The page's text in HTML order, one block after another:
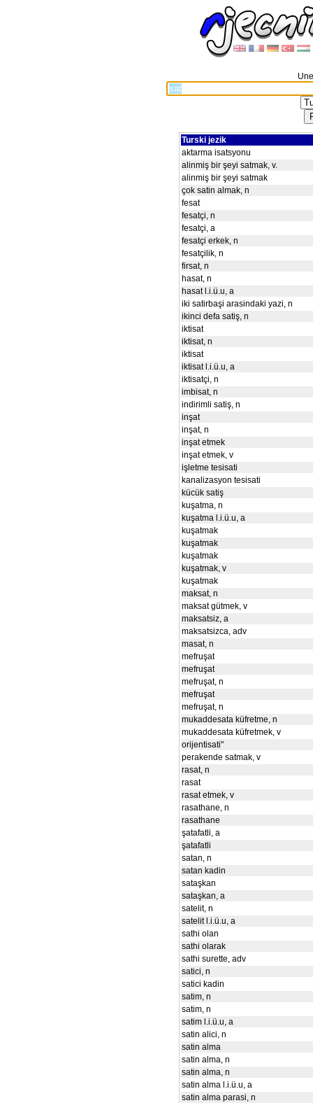
Turski jezik
aktarma isatsyonu
alinmiş bir şeyi satmak, v.
alinmiş bir şeyi satmak
çok satin almak, n
fesat
fesatçi, n
fesatçi, a
fesatçi erkek, n
fesatçilik, n
firsat, n
hasat, n
hasat l.i.ü.u, a
iki satirbaşi arasindaki yazi, n
ikinci defa satiş, n
iktisat
iktisat, n
iktisat
iktisat l.i.ü.u, a
iktisatçi, n
imbisat, n
indirimli satiş, n
inşat
inşat, n
inşat etmek
inşat etmek, v
işletme tesisati
kanalizasyon tesisati
kücük satiş
kuşatma, n
kuşatma l.i.ü.u, a
kuşatmak
kuşatmak
kuşatmak
kuşatmak, v
kuşatmak
maksat, n
maksat gütmek, v
maksatsiz, a
maksatsizca, adv
masat, n
mefruşat
mefruşat
mefruşat, n
mefruşat
mefruşat, n
mukaddesata küfretme, n
mukaddesata küfretmek, v
orijentisati"
perakende satmak, v
rasat, n
rasat
rasat etmek, v
rasathane, n
rasathane
şatafatli, a
şatafatli
satan, n
satan kadin
sataşkan
sataşkan, a
satelit, n
satelit l.i.ü.u, a
sathi olan
sathi olarak
sathi surette, adv
satici, n
satici kadin
satim, n
satim, n
satim l.i.ü.u, a
satin alici, n
satin alma
satin alma, n
satin alma, n
satin alma l.i.ü.u, a
satin alma parasi, n